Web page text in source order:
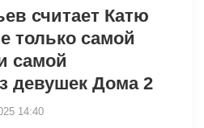
считает Катю
только самой
самой
девушек Дома 2
14:40